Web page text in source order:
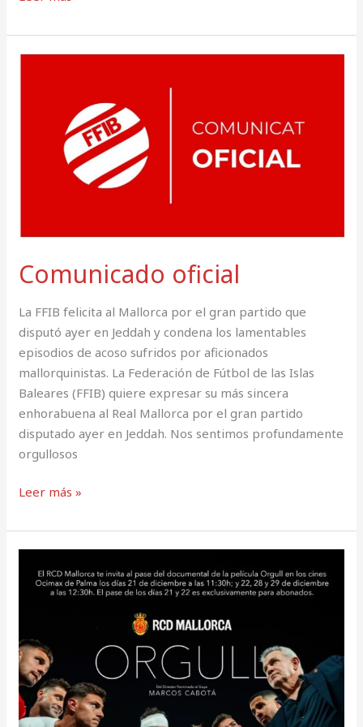
Comunicado oficial
La FFIB felicita al Mallorca por el gran partido que
disputó ayer en Jeddah y condena los lamentables
episodios de acoso sufridos por aficionados
mallorquinistas. La Federación de Fútbol de las Islas
Baleares (FFIB) quiere expresar su más sincera
enhorabuena al Real Mallorca por el gran partido
disputado ayer en Jeddah. Nos sentimos profundamente
orgullosos
Leer más »
días
22
de
diciembre
los
socios